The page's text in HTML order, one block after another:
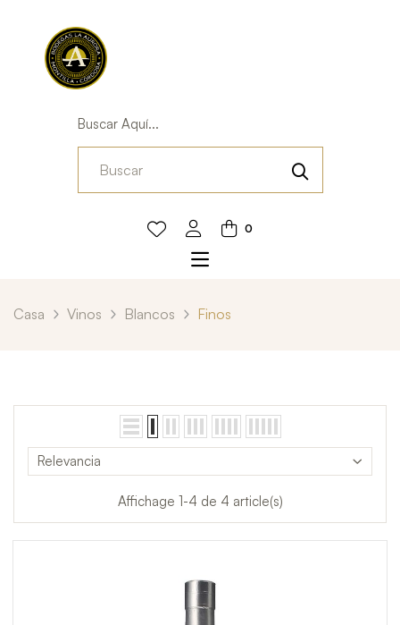
Buscar Aquí...
0
Casa Vinos Blancos Finos
Relevancia
Affichage 1-4 de 4 article(s)